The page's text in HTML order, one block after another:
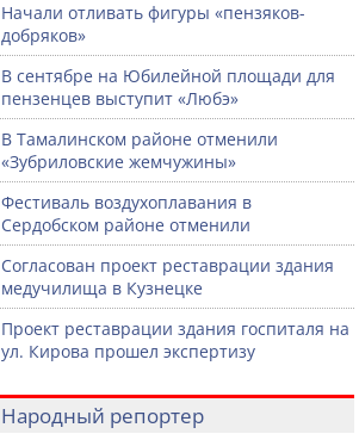
Начали отливать фигуры «пензяков-
добряков»
В сентябре на Юбилейной площади для
пензенцев выступит «Любэ»
В Тамалинском районе отменили
«Зубриловские жемчужины»
Фестиваль воздухоплавания в
Сердобском районе отменили
Согласован проект реставрации здания
медучилища в Кузнецке
Проект реставрации здания госпиталя на
ул. Кирова прошел экспертизу
Народный репортер